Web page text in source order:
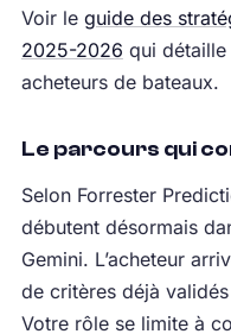
Voir le guide des
2025-2026 qui détaille
acheteurs de bateaux.
Le parcours qui
Selon Forrester
débutent désormais
Gemini. L’acheteur
de critères déjà
Votre rôle se limite à